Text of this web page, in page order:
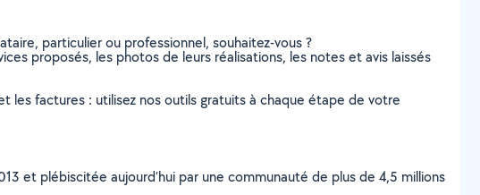
particulier ou professionnel, souhaitez-vous ?
proposés, les photos de leurs réalisations, les notes et avis laissés
les factures : utilisez nos outils gratuits à chaque étape de votre
et plébiscitée aujourd’hui par une communauté de plus de 4,5 millions